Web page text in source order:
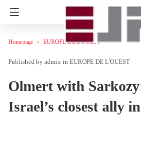
Homepage EUROPE DE L'OUEST
admin in EUROPE DE L'OUEST
Olmert with
Israel’s closest ally